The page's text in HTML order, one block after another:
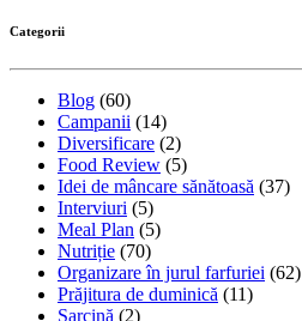
Categorii
Blog (60)
Campanii (14)
Diversificare (2)
Food Review (5)
Idei de mâncare sănătoasă (37)
Interviuri (5)
Meal Plan (5)
Nutriție (70)
Organizare în jurul farfuriei (62)
Prăjitura de duminică (11)
Sarcină (2)